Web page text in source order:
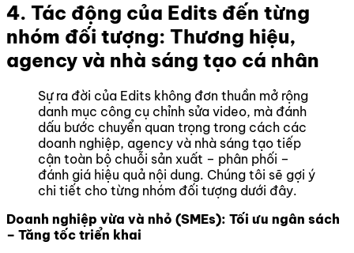
4. Tác động của Edits đến từng
nhóm đối tượng: Thương hiệu,
agency và nhà sáng tạo cá nhân
Sự ra đời của Edits không đơn thuần mở rộng
danh mục công cụ chỉnh sửa video, mà đánh
dấu bước chuyển quan trọng trong cách các
doanh nghiệp, agency và nhà sáng tạo tiếp
cận toàn bộ chuỗi sản xuất – phân phối –
đánh giá hiệu quả nội dung. Chúng tôi sẽ gợi ý
chi tiết cho từng nhóm đối tượng dưới đây.
Doanh nghiệp vừa và nhỏ (SMEs): Tối ưu ngân sách
– Tăng tốc triển khai